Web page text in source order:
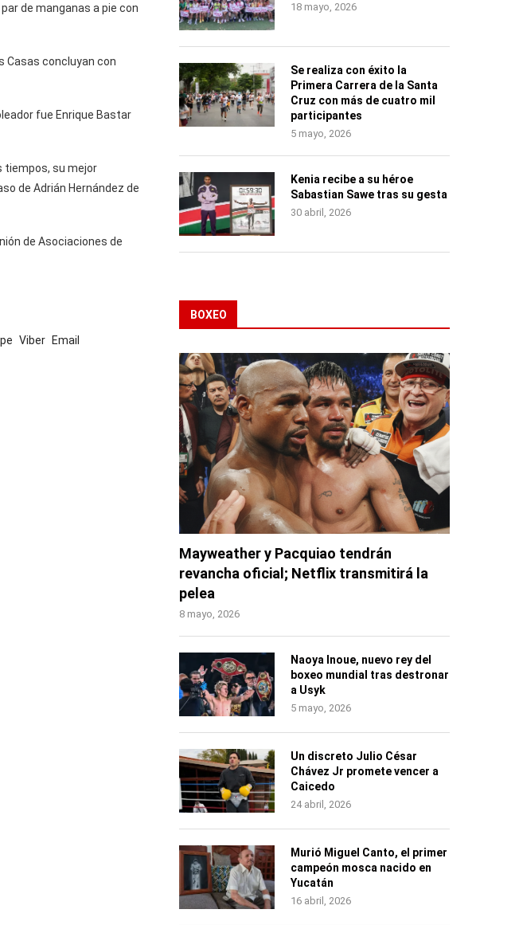
de manganas a pie con
Casas concluyan con
fue Enrique Bastar
tiempos, su mejor
de Adrián Hernández de
de Asociaciones de
Viber Email
18 mayo, 2026
Se realiza con éxito la
Primera Carrera de la Santa
Cruz con más de cuatro mil
participantes
5 mayo, 2026
Kenia recibe a su héroe
Sabastian Sawe tras su gesta
30 abril, 2026
BOXEO
Mayweather y Pacquiao tendrán
revancha oficial; Netflix transmitirá la
pelea
8 mayo, 2026
Naoya Inoue, nuevo rey del
boxeo mundial tras destronar
a Usyk
5 mayo, 2026
Un discreto Julio César
Chávez Jr promete vencer a
Caicedo
24 abril, 2026
Murió Miguel Canto, el primer
campeón mosca nacido en
Yucatán
16 abril, 2026